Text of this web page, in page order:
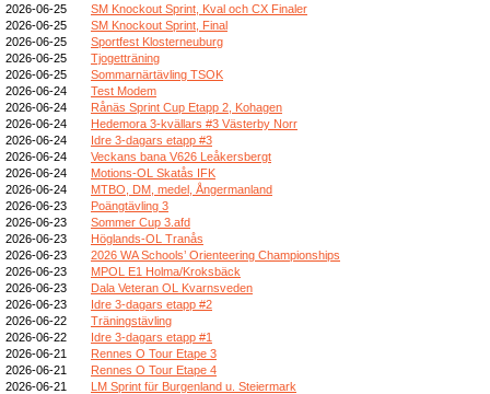
2026-06-25
SM Knockout Sprint, Kval och CX Finaler
2026-06-25
SM Knockout Sprint, Final
2026-06-25
Sportfest Klosterneuburg
2026-06-25
Tjogetträning
2026-06-25
Sommarnärtävling TSOK
2026-06-24
Test Modem
2026-06-24
Rånäs Sprint Cup Etapp 2, Kohagen
2026-06-24
Hedemora 3-kvällars #3 Västerby Norr
2026-06-24
Idre 3-dagars etapp #3
2026-06-24
Veckans bana V626 Leåkersbergt
2026-06-24
Motions-OL Skatås IFK
2026-06-24
MTBO, DM, medel, Ångermanland
2026-06-23
Poängtävling 3
2026-06-23
Sommer Cup 3.afd
2026-06-23
Höglands-OL Tranås
2026-06-23
2026 WA Schools’ Orienteering Championships
2026-06-23
MPOL E1 Holma/Kroksbäck
2026-06-23
Dala Veteran OL Kvarnsveden
2026-06-23
Idre 3-dagars etapp #2
2026-06-22
Träningstävling
2026-06-22
Idre 3-dagars etapp #1
2026-06-21
Rennes O Tour Etape 3
2026-06-21
Rennes O Tour Etape 4
2026-06-21
LM Sprint für Burgenland u. Steiermark